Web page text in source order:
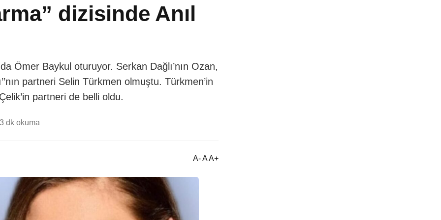
dizisinde Anıl
Ömer Baykul oturuyor. Serkan Dağlı’nın Ozan,
partneri Selin Türkmen olmuştu. Türkmen’in
partneri de belli oldu.
3 dk okuma
A- A A+